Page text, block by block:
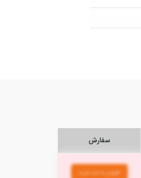
سفارش
افزودن به سبد خرید